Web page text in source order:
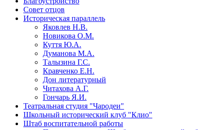
Совет отцов
Историческая параллель
Яковлев Н.В.
Новикова О.М.
Куття Ю.А.
Думанова М.А.
Талызина Г.С.
Кравченко Е.Н.
Дон литературный
Читахова А.Г.
Гончарь Я.И.
Театральная студия "Чародеи"
Школьный исторический клуб "Клио"
Штаб воспитательной работы